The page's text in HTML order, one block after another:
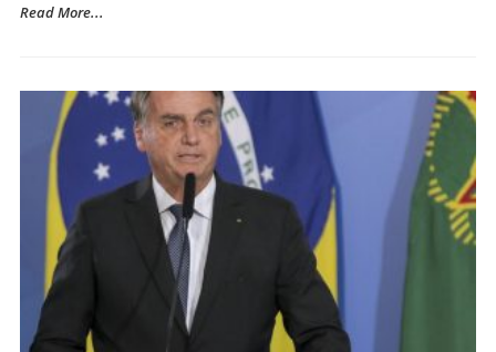
Read More...